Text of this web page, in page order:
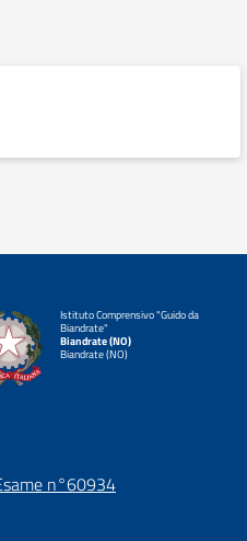
Istituto Comprensivo "Guido da
Biandrate"
Biandrate (NO)
Biandrate (NO)
n°60934